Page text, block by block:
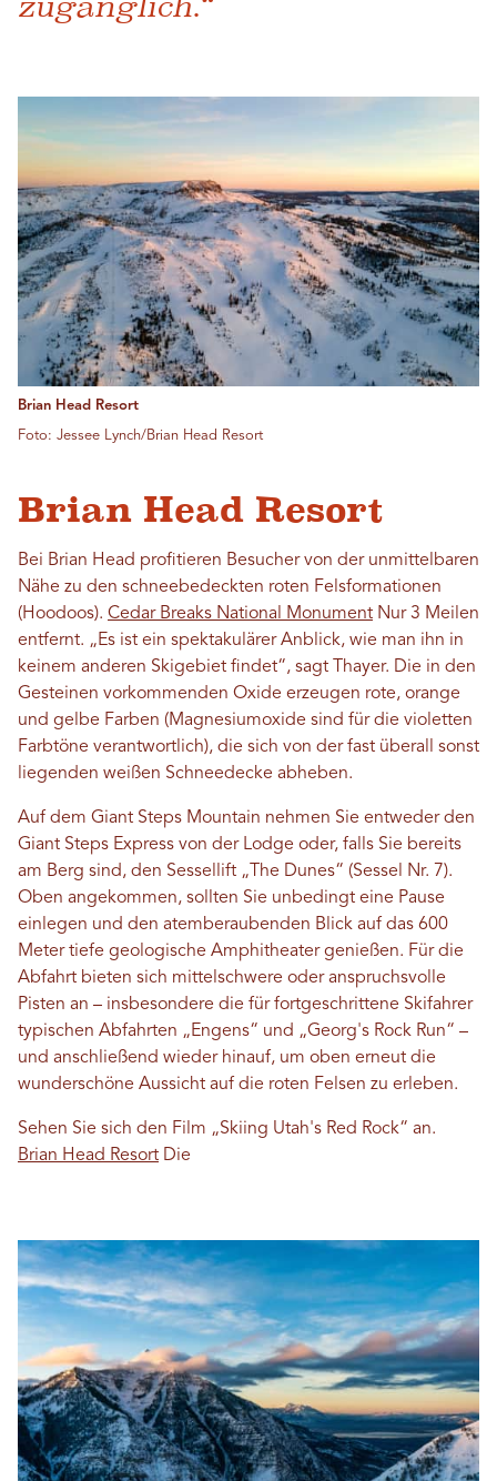
Brian Head Resort
Foto: Jessee Lynch/Brian Head Resort
Brian Head Resort
Bei Brian Head profitieren Besucher von der unmittelbaren
Nähe zu den schneebedeckten roten Felsformationen
(Hoodoos). Cedar Breaks National Monument Nur 3 Meilen
entfernt. „Es ist ein spektakulärer Anblick, wie man ihn in
keinem anderen Skigebiet findet“, sagt Thayer. Die in den
Gesteinen vorkommenden Oxide erzeugen rote, orange
und gelbe Farben (Magnesiumoxide sind für die violetten
Farbtöne verantwortlich), die sich von der fast überall sonst
liegenden weißen Schneedecke abheben.
Auf dem Giant Steps Mountain nehmen Sie entweder den
Giant Steps Express von der Lodge oder, falls Sie bereits
am Berg sind, den Sessellift „The Dunes“ (Sessel Nr. 7).
Oben angekommen, sollten Sie unbedingt eine Pause
einlegen und den atemberaubenden Blick auf das 600
Meter tiefe geologische Amphitheater genießen. Für die
Abfahrt bieten sich mittelschwere oder anspruchsvolle
Pisten an – insbesondere die für fortgeschrittene Skifahrer
typischen Abfahrten „Engens“ und „Georg's Rock Run“ –
und anschließend wieder hinauf, um oben erneut die
wunderschöne Aussicht auf die roten Felsen zu erleben.
Sehen Sie sich den Film „Skiing Utah's Red Rock“ an.
Brian Head Resort Die